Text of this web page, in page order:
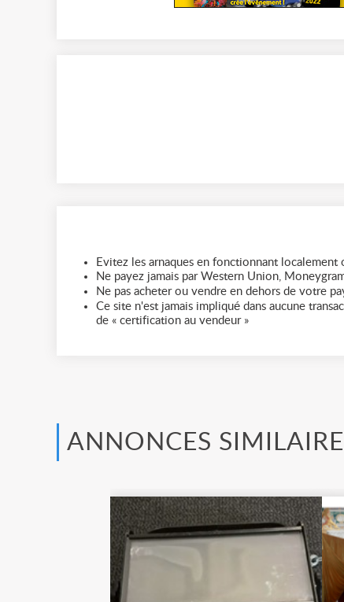
Evitez les arnaques en fonctionnant localement
Ne payez jamais par Western Union,
Ne pas acheter ou vendre en dehors de votre
Ce site n'est jamais impliqué dans aucune
de « certification au vendeur »
ANNONCES